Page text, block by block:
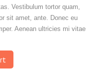
Vestibulum tortor quam,
sit amet, ante. Donec eu
Aenean ultricies mi vitae